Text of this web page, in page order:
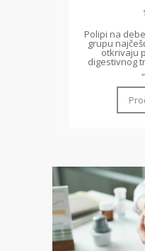
Polipi na
grupu
otkrivaju
digestivnog